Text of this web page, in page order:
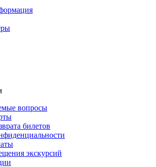
вопросы
билетов
экскурсий